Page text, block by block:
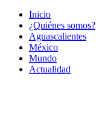
Inicio
¿Quiénes somos?
Aguascalientes
México
Mundo
Actualidad